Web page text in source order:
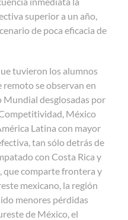
superior a un año,
de poca eficacia de
tuvieron los alumnos
remoto se observan en
Mundial desglosadas por
México
Latina con mayor
tan sólo detrás de
con Costa Rica y
que comparte frontera y
mexicano, la región
menores pérdidas
de México, el